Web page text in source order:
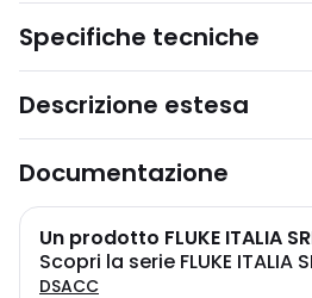
Specifiche tecniche
Descrizione estesa
Documentazione
Un prodotto FLUKE ITALIA
Scopri la serie FLUKE ITALIA
DSACC